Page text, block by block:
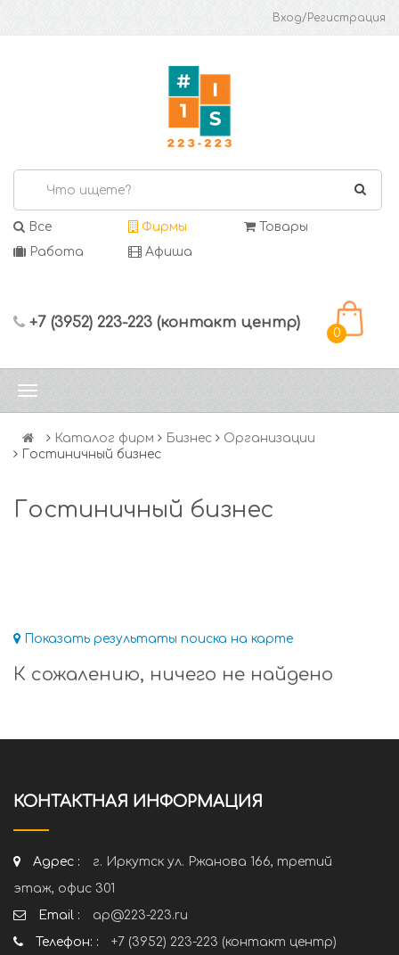
Вход/Регистрация
Все Фирмы
Товары
Работа
Афиша
+7 (3952) 223-223 (контакт центр)
0
Каталог фирм Бизнес
Организации
Гостиничный бизнес
Гостиничный бизнес
Показать результаты поиска на карте
К сожалению, ничего не найдено
КОНТАКТНАЯ ИНФОРМАЦИЯ
Адрес :
г. Иркутск ул. Ржанова 166, третий
этаж, офис 301
Email :
ap@223-223.ru
Телефон: :
+7 (3952) 223-223 (контакт центр)